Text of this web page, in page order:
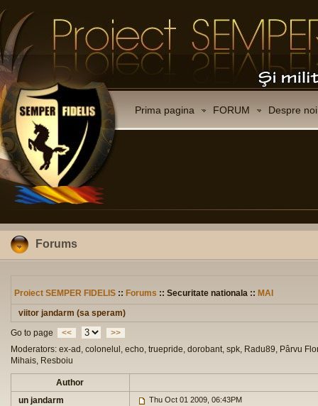
Prima pagina FORUM Despre noi
Forums
Proiect SEMPER FIDELIS :: Forums :: Securitate nationala :: MAI
viitor jandarm (sa speram)
Go to page
<<
>>
Moderators: ex-ad, colonelul, echo, truepride, dorobant, spk, Radu89, Pârvu
Mihais, Resboiu
Author
un jandarm
Thu Oct 01 2009, 06:43PM